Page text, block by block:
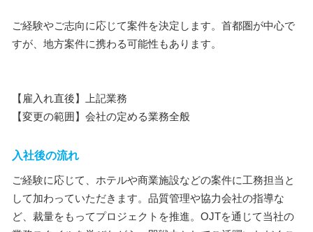
ご経験やご志向に応じて案件を決定します。首都圏が中心で
すが、地方案件に携わる可能性もあります。
【雇入れ直後】上記業務
【変更の範囲】会社の定める業務全般
入社後の流れ
ご経験に応じて、ホテルや商業施設などの案件に工務担当と
して加わっていただきます。品質管理や協力会社の指導な
ど、裁量をもってプロジェクトを推進。OJTを通じて当社の